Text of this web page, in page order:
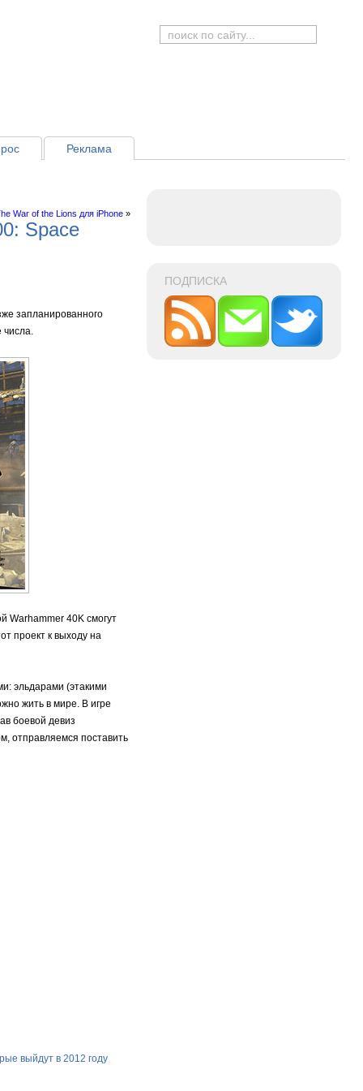
Реклама
ПОДПИСКА
War of the Lions для iPhone »
Space
запланированного
числа.
Warhammer 40K смогут
проект к выходу на
эльдарами (этакими
жить в мире. В игре
боевой девиз
отправляемся поставить
выйдут в 2012 году